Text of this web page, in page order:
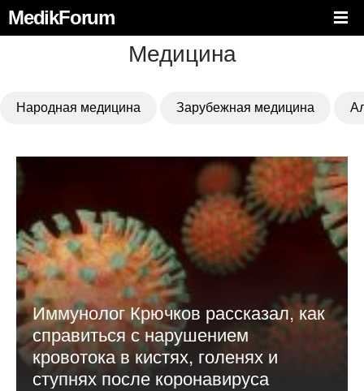
MedikForum
Медицина
Народная медицина Зарубежная медицина
Иммунолог Крючков рассказал, как
справиться с нарушением
кровотока в кистях, голенях и
ступнях после коронавируса